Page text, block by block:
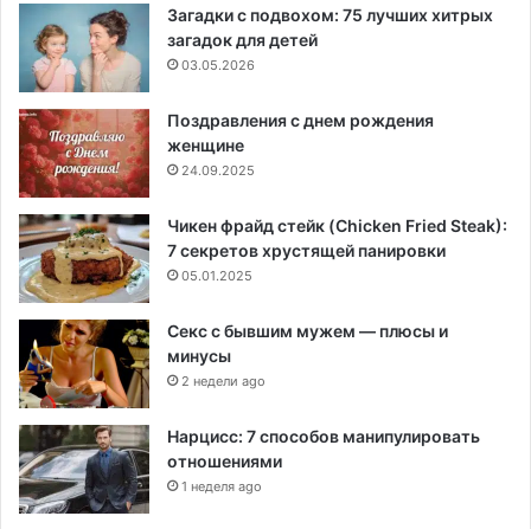
Загадки с подвохом: 75 лучших хитрых
загадок для детей
03.05.2026
Поздравления с днем рождения
женщине
24.09.2025
Чикен фрайд стейк (Chicken Fried Steak):
7 секретов хрустящей панировки
05.01.2025
Секс с бывшим мужем — плюсы и
минусы
2 недели ago
Нарцисс: 7 способов манипулировать
отношениями
1 неделя ago